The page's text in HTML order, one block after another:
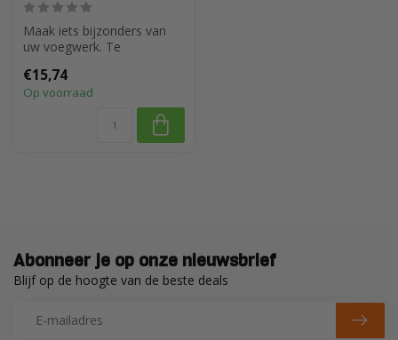
Maak iets bijzonders van
uw voegwerk. Te
voegmiddelen van PCI.
€15,74
Op voorraad
Abonneer je op onze nieuwsbrief
Blijf op de hoogte van de beste deals